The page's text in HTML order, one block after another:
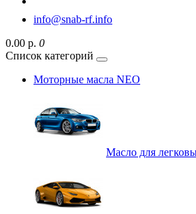
info@snab-rf.info
0.00 р. 0
Список категорий
Моторные масла NEO
Масло для